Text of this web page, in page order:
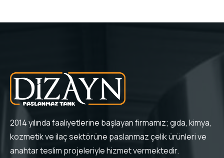
2014 yılında faaliyetlerine başlayan firmamız; gıda, kimya,
kozmetik ve ilaç sektörüne paslanmaz çelik ürünleri ve
anahtar teslim projeleriyle hizmet vermektedir.